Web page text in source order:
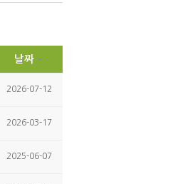
itte ce
날짜
2026-07-12
2026-03-17
2025-06-07